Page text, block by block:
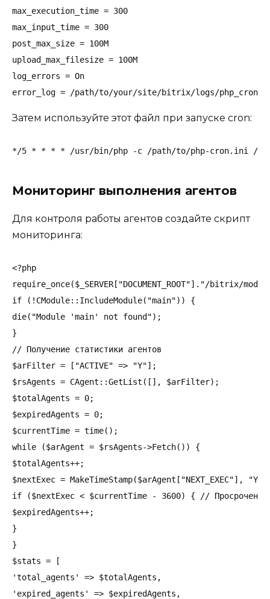
max_execution_time = 300
max_input_time = 300
post_max_size = 100M
upload_max_filesize = 100M
log_errors = On
error_log = /path/to/your/site/bitrix/logs/
Затем используйте этот файл при запуске cron:
*/5 * * * * /usr/bin/php -c /path/to/php-cron.ini /
Мониторинг выполнения агентов
Для контроля работы агентов создайте скрипт
мониторинга:
<?php
require_once($_SERVER["DOCUMENT_ROOT"]."/bitrix/
if (!CModule::IncludeModule("main")) {
die("Module 'main' not found");
}
// Получение статистики агентов
$arFilter = ["ACTIVE" => "Y"];
$rsAgents = CAgent::GetList([], $arFilter);
$totalAgents = 0;
$expiredAgents = 0;
$currentTime = time();
while ($arAgent = $rsAgents->Fetch()) {
$totalAgents++;
$nextExec = MakeTimeStamp($arAgent["NEXT_EXEC"],
if ($nextExec < $currentTime - 3600) { // Просрочен
$expiredAgents++;
}
}
$stats = [
'total_agents' => $totalAgents,
'expired_agents' => $expiredAgents,